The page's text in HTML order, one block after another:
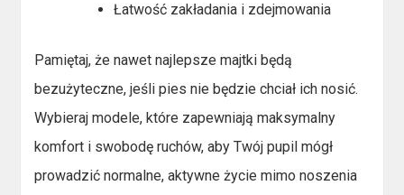
Łatwość zakładania i zdejmowania
Pamiętaj, że nawet najlepsze majtki będą
bezużyteczne, jeśli pies nie będzie chciał ich nosić.
Wybieraj modele, które zapewniają maksymalny
komfort i swobodę ruchów, aby Twój pupil mógł
prowadzić normalne, aktywne życie mimo noszenia